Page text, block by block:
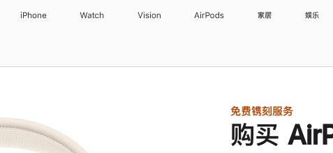
iPhone Watch Vision AirPods 家居 娱乐
免费镌刻服务
购买